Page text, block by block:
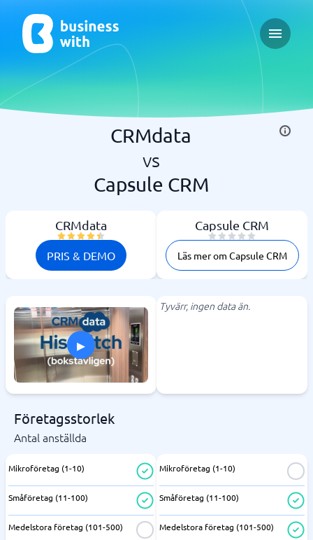
Open
CRMdata
vs
Capsule CRM
CRMdata
PRIS & DEMO
Capsule CRM
Läs mer om Capsule CRM
▸
Tyvärr, ingen data än.
Företagsstorlek
Antal anställda
Mikroföretag (1-10)
Småföretag (11-100)
Medelstora företag (101-500)
Mikroföretag (1-10)
Småföretag (11-100)
Medelstora företag (101-500)